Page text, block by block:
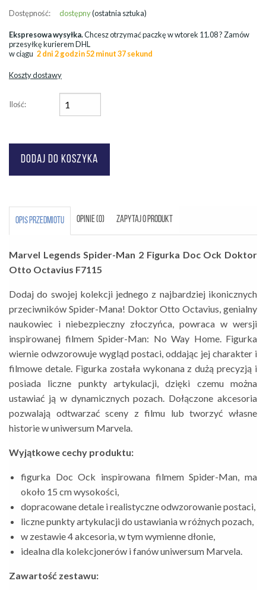
Dostępność: dostępny(ostatnia sztuka)
Ekspresowa wysyłka.Chcesz otrzymać paczkę wwtorek 11.08? Zamów
przesyłkę kurierem DHL
w ciągu 2 dni 2 godzin 52 minut 37 sekund
Koszty dostawy
Ilość:
OPIS PRZEDMIOTU OPINIE (0) ZAPYTAJ O PRODUKT
Marvel Legends Spider-Man 2 Figurka Doc Ock Doktor
Otto Octavius F7115
Dodaj do swojej kolekcji jednego z najbardziej ikonicznych
przeciwników Spider-Mana! Doktor Otto Octavius, genialny
naukowiec i niebezpieczny złoczyńca, powraca w wersji
inspirowanej filmem Spider-Man: No Way Home. Figurka
wiernie odwzorowuje wygląd postaci, oddając jej charakter i
filmowe detale. Figurka została wykonana z dużą precyzją i
posiada liczne punkty artykulacji, dzięki czemu można
ustawiać ją w dynamicznych pozach. Dołączone akcesoria
pozwalają odtwarzać sceny z filmu lub tworzyć własne
historie w uniwersum Marvela.
Wyjątkowe cechy produktu:
figurka Doc Ock inspirowana filmem Spider-Man, ma
około 15 cm wysokości,
dopracowane detale i realistyczne odwzorowanie postaci,
liczne punkty artykulacji do ustawiania w różnych pozach,
w zestawie 4 akcesoria, w tym wymienne dłonie,
idealna dla kolekcjonerów i fanów uniwersum Marvela.
Zawartość zestawu: